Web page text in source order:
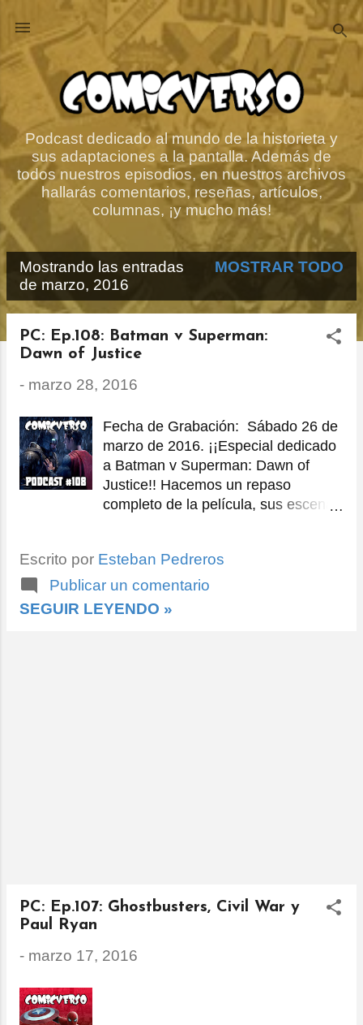
Ir al contenido principal
Podcast dedicado al mundo de la historieta y
sus adaptaciones a la pantalla. Además de
todos nuestros episodios, en nuestros archivos
hallarás comentarios, reseñas, artículos,
columnas, ¡y mucho más!
E
n
d
Mostrando las entradas
de marzo, 2016
MOSTRAR TODO
PC: Ep.108: Batman v Superman:
Dawn of Justice
- marzo 28, 2016
Fecha de Grabación: Sábado 26 de
marzo de 2016. ¡¡Especial dedicado
a Batman v Superman: Dawn of
Justice!! Hacemos un repaso
completo de la película, sus escenas
más grandes de la historia.
Escrito por Esteban Pedreros
Publicar un comentario
SEGUIR LEYENDO »
PC: Ep.107: Ghostbusters, Civil War y
Paul Ryan
- marzo 17, 2016